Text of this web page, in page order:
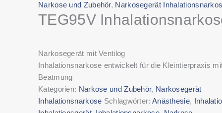
Narkose und Zubehör, Narkosegerät
TEG95V
Narkosegerät mit Ventilog
Inhalationsnarkose entwickelt für die Kleintierpraxis
Beatmung
Kategorien: Narkose und Zubehör, Narkosegerät
Inhalationsnarkose Schlagwörter: Anästhesie,